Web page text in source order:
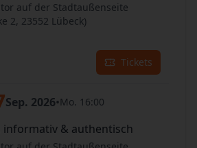
auf der Stadtaußenseite
2, 23552 Lübeck)
Tickets
Sep. 2026•Mo. 16:00
informativ & authentisch